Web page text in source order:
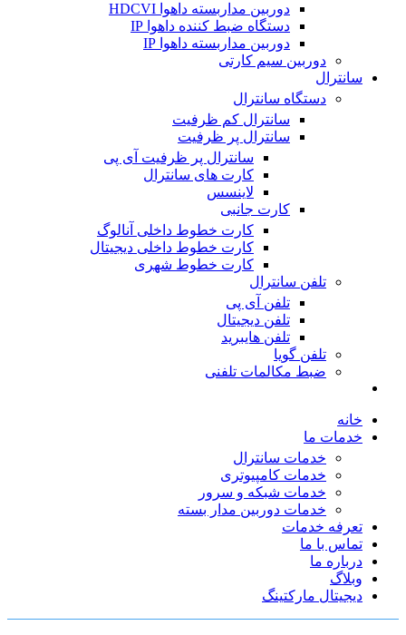
دوربین مداربسته داهوا HDCVI
دستگاه ضبط کننده داهوا IP
دوربین مداربسته داهوا IP
دوربین سیم کارتی
سانترال
دستگاه سانترال
سانترال کم ظرفیت
سانترال پر ظرفیت
سانترال پر ظرفیت آی پی
کارت های سانترال
لاینسس
کارت جانبی
کارت خطوط داخلی آنالوگ
کارت خطوط داخلی دیجیتال
کارت خطوط شهری
تلفن سانترال
تلفن آی پی
تلفن دیجیتال
تلفن هایبرید
تلفن گویا
ضبط مکالمات تلفنی
خانه
خدمات ما
خدمات سانترال
خدمات کامپیوتری
خدمات شبکه و سرور
خدمات دوربین مدار بسته
تعرفه خدمات
تماس با ما
درباره ما
وبلاگ
دیجیتال مارکتینگ